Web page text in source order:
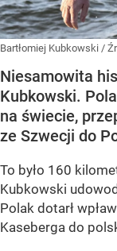
Bartłomiej Kubkowski /
Niesamowita
Kubkowski.
na świecie,
ze Szwecji do
To było 160
Kubkowski
Polak dotarł
Kaseberga do